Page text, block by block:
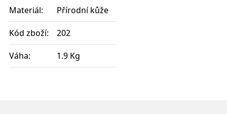
Materiál: Přírodní kůže
Kód zboží: 202
Váha: 1.9 Kg